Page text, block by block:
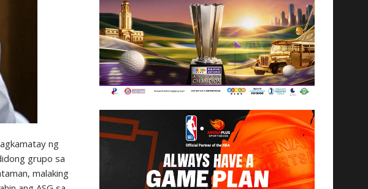
ng
grupo sa
malaking